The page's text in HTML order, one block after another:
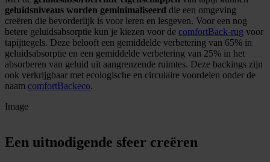
geluidsniveaus worden geminimaliseerd die een omgeving
creëren die bevorderlijk is voor leren en lesgeven. Voor een nog
betere geluidsabsorptie kun je kiezen voor de comfortBack-rug voor
tapijttegels. Deze belooft een gemiddelde verbetering van 65% in
geluidsabsorptie en een gemiddelde verbetering van 25% in het
absorberen van geluid uit aangrenzende ruimtes. Deze backings zijn
ook verkrijgbaar met ecologische en circulaire voordelen onder de
naam comfortBackeco.
Image
Een uitnodigende sfeer creëren